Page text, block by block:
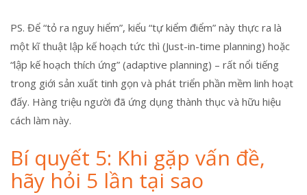
PS. Để “tỏ ra nguy hiểm”, kiểu “tự kiểm điểm” này thực ra là
một kĩ thuật lập kế hoạch tức thì (Just-in-time planning) hoặc
“lập kế hoạch thích ứng” (adaptive planning) – rất nổi tiếng
trong giới sản xuất tinh gọn và phát triển phần mềm linh hoạt
đấy. Hàng triệu người đã ứng dụng thành thục và hữu hiệu
cách làm này.
Bí quyết 5: Khi gặp vấn đề,
hãy hỏi 5 lần tại sao